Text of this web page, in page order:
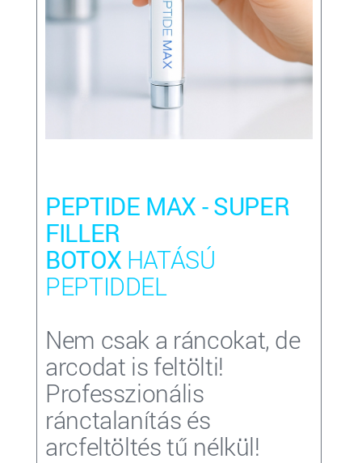
PEPTIDE MAX - SUPER
FILLER
BOTOX HATÁSÚ
PEPTIDDEL
Nem csak a ráncokat, de
arcodat is feltölti!
Professzionális
ránctalanítás és
arcfeltöltés tű nélkül!